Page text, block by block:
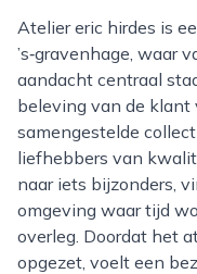
Atelier eric hirdes is een intiem en eigentijds atelier in
’s‑gravenhage, waar
aandacht centraal
beleving van de klant
samengestelde
liefhebbers van
naar iets bijzonders,
omgeving waar tijd
overleg. Doordat het
opgezet, voelt een